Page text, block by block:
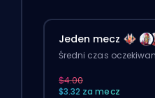
Jeden mecz
Średni czas
$4.00
$3.32 za mecz